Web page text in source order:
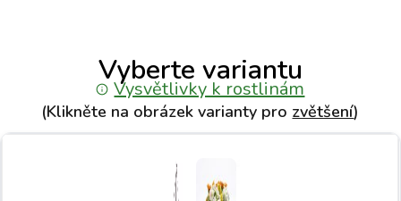
Vyberte variantu
Vysvětlivky k rostlinám
(Klikněte na obrázek varianty pro zvětšení)